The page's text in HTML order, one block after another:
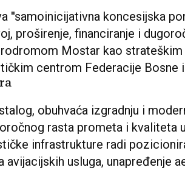
''samoinicijativna koncesijska
proširenje, financiranje i
Mostar kao
centrom Federacije Bosne
obuhvaća izgradnju i
rasta prometa i kvaliteta
infrastrukture radi
avijacijskih usluga, unapređenje